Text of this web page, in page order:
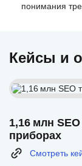
понимания
Кейсы и
1,16 млн
приборах
Смотреть